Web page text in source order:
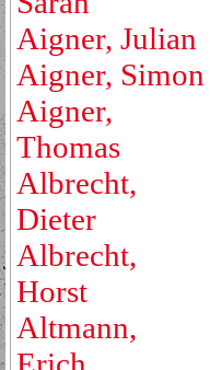
Aigner, Julian
Aigner, Simon
Aigner,
Thomas
Albrecht,
Dieter
Albrecht,
Horst
Altmann,